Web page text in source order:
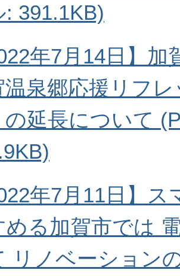
: 391.1KB)
年7月14日】
温泉郷応援リフ
の延長について
年7月11日】
める加賀市では
リノベーション